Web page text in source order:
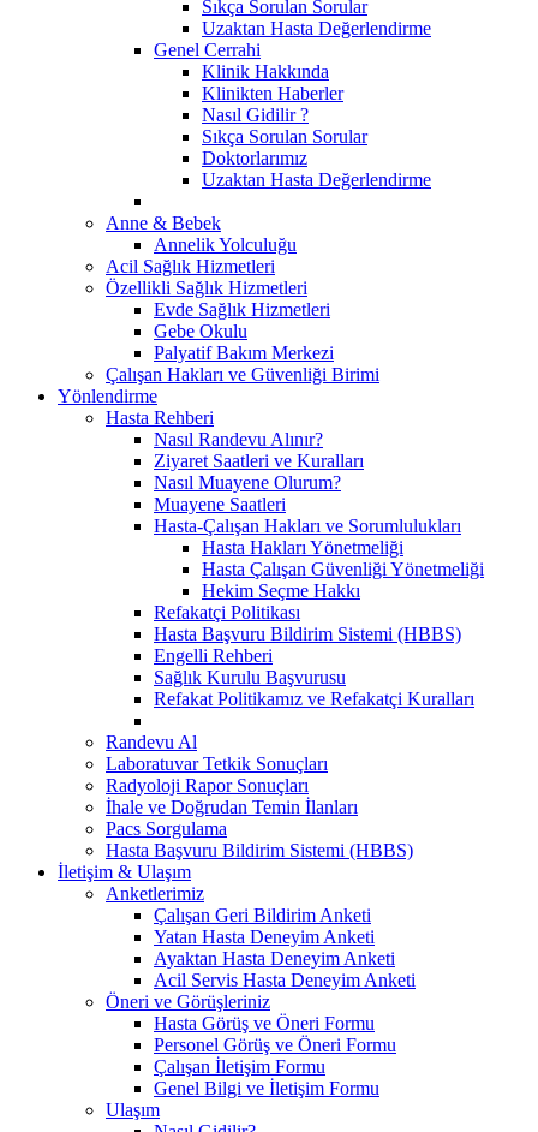
Sıkça Sorulan Sorular
Uzaktan Hasta Değerlendirme
Genel Cerrahi
Klinik Hakkında
Klinikten Haberler
Nasıl Gidilir ?
Sıkça Sorulan Sorular
Doktorlarımız
Uzaktan Hasta Değerlendirme
Anne & Bebek
Annelik Yolculuğu
Acil Sağlık Hizmetleri
Özellikli Sağlık Hizmetleri
Evde Sağlık Hizmetleri
Gebe Okulu
Palyatif Bakım Merkezi
Çalışan Hakları ve Güvenliği Birimi
Yönlendirme
Hasta Rehberi
Nasıl Randevu Alınır?
Ziyaret Saatleri ve Kuralları
Nasıl Muayene Olurum?
Muayene Saatleri
Hasta-Çalışan Hakları ve Sorumlulukları
Hasta Hakları Yönetmeliği
Hasta Çalışan Güvenliği Yönetmeliği
Hekim Seçme Hakkı
Refakatçi Politikası
Hasta Başvuru Bildirim Sistemi (HBBS)
Engelli Rehberi
Sağlık Kurulu Başvurusu
Refakat Politikamız ve Refakatçi Kuralları
Randevu Al
Laboratuvar Tetkik Sonuçları
Radyoloji Rapor Sonuçları
İhale ve Doğrudan Temin İlanları
Pacs Sorgulama
Hasta Başvuru Bildirim Sistemi (HBBS)
İletişim & Ulaşım
Anketlerimiz
Çalışan Geri Bildirim Anketi
Yatan Hasta Deneyim Anketi
Ayaktan Hasta Deneyim Anketi
Acil Servis Hasta Deneyim Anketi
Öneri ve Görüşleriniz
Hasta Görüş ve Öneri Formu
Personel Görüş ve Öneri Formu
Çalışan İletişim Formu
Genel Bilgi ve İletişim Formu
Ulaşım